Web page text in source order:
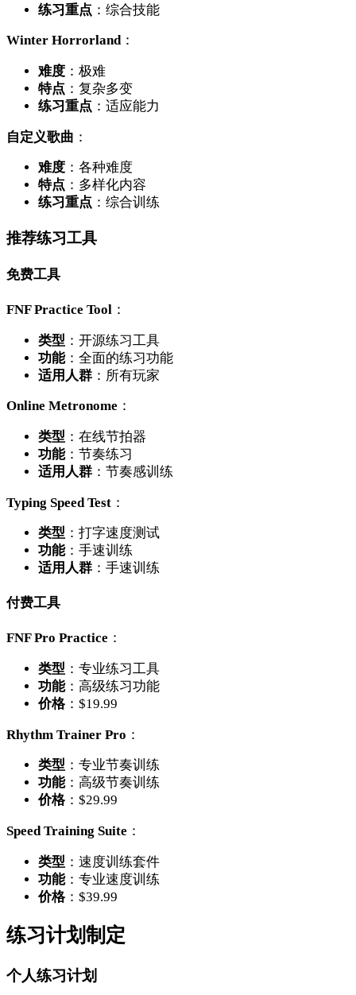
练习重点 ：综合技能
Winter Horrorland：
难度 ：极难
特点 ：复杂多变
练习重点 ：适应能力
自定义歌曲 ：
难度 ：各种难度
特点 ：多样化内容
练习重点 ：综合训练
推荐练习工具
免费工具
FNF Practice Tool ：
类型 ：开源练习工具
功能：全面的练习功能
适用人群 ：所有玩家
Online Metronome ：
类型 ：在线节拍器
功能：节奏练习
适用人群 ：节奏感训练
Typing Speed Test ：
类型 ：打字速度测试
功能：手速训练
适用人群 ：手速训练
付费工具
FNF Pro Practice ：
类型 ：专业练习工具
功能：高级练习功能
价格：$19.99
Rhythm Trainer Pro ：
类型 ：专业节奏训练
功能：高级节奏训练
价格：$29.99
Speed Training Suite ：
类型 ：速度训练套件
功能：专业速度训练
价格：$39.99
练习计划制定
个人练习计划